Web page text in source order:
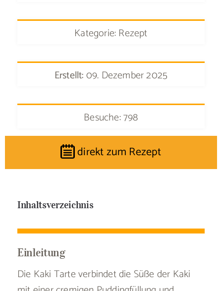
Kategorie: Rezept
Erstellt:09. Dezember 2025
Besuche: 798
direkt zum Rezept
Inhaltsverzeichnis
Einleitung
Die Kaki Tarte verbindet die Süße der Kaki